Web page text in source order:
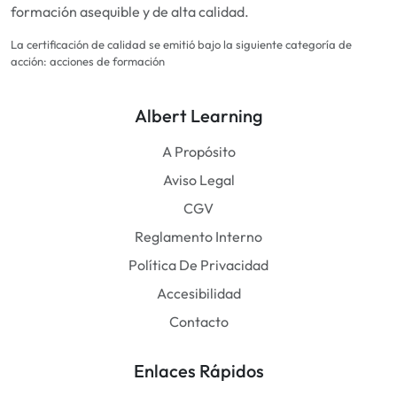
formación asequible y de alta calidad.
La certificación de calidad se emitió bajo la siguiente categoría de
acción: acciones de formación
Albert Learning
A Propósito
Aviso Legal
CGV
Reglamento Interno
Política De Privacidad
Accesibilidad
Contacto
Enlaces Rápidos